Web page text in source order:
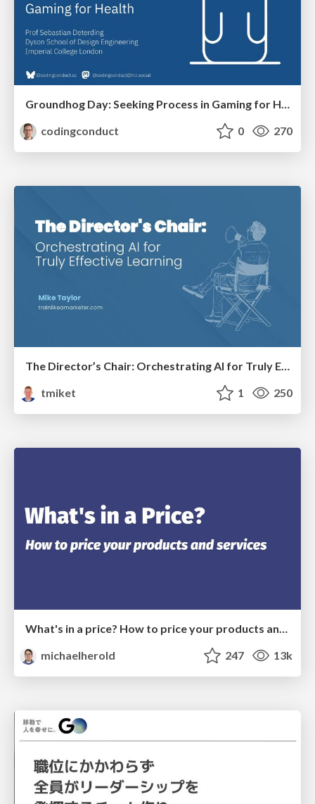
Groundhog Day: Seeking Process in Gaming for Health
codingconduct
0 270
The Director’s Chair: Orchestrating AI for Truly Effective Learning
tmiket
1 250
What's in a price? How to price your products and services
michaelherold
247 13k